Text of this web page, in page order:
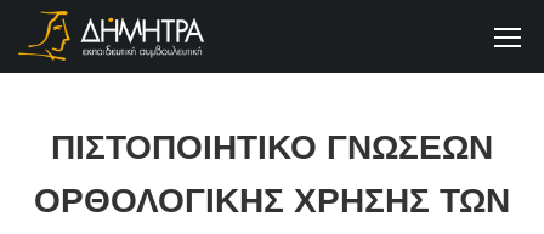
ΠΙΣΤΟΠΟΙΗΤΙΚΟ ΓΝΩΣΕΩΝ
ΟΡΘΟΛΟΓΙΚΗΣ ΧΡΗΣΗΣ ΤΩΝ